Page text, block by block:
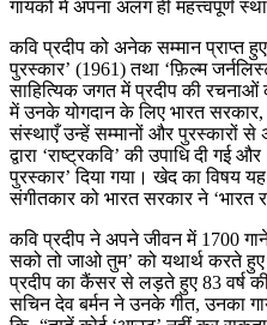
गायकों में अपना अलग ही महत्त्वपूर्ण
कवि प्रदीप को अनेक सम्मान प्राप्त
पुरस्कार’ (1961) तथा ‘फ़िल्म
साहित्यिक जगत में प्रदीप की रचनाओं
में उनके योगदान के लिए भारत सरकार,
संस्थाएँ उन्हें सम्मानों और पुरस्कारों
द्वारा ‘राष्ट्रकवि’ की उपाधि दी गई
पुरस्कार’ दिया गया। खेद का विषय
संगीतकार को भारत सरकार ने ‘भारत
कवि प्रदीप ने अपने जीवन में 1700
सको तो जाओ तुम’ को यथार्थ करते हुए
प्रदीप का कैंसर से लड़ते हुए 83 वर्ष
सचिन देव बर्मन ने उनके गीत, उनका